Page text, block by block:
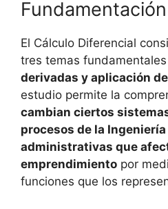
Fundamentación
El Cálculo Diferencial
tres temas
derivadas y aplicación
estudio permite la
cambian ciertos
procesos de la
administrativas que
emprendimiento por
funciones que los